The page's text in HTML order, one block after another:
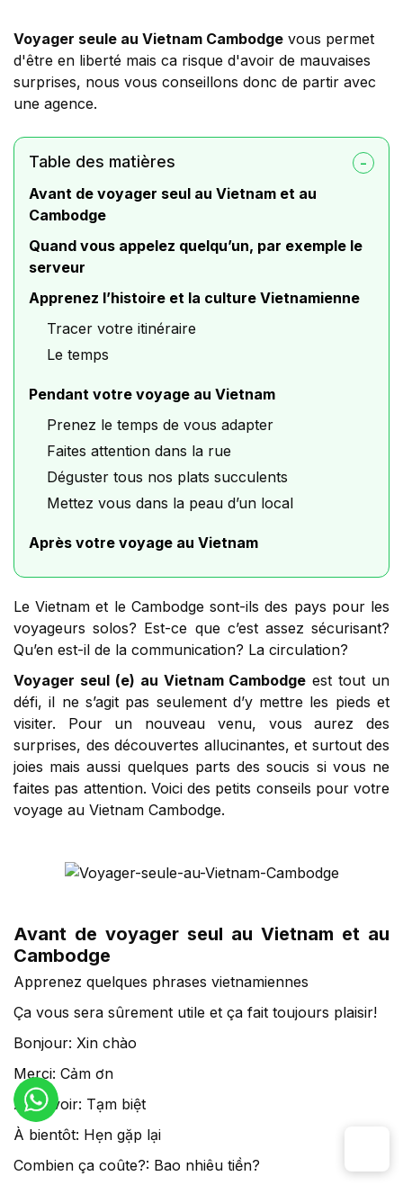
Voyager seule au Vietnam Cambodge vous permet
d'être en liberté mais ca risque d'avoir de mauvaises
surprises, nous vous conseillons donc de partir avec
une agence.
Table des matières
Avant de voyager seul au Vietnam et au
Cambodge
Quand vous appelez quelqu’un, par exemple le
serveur
Apprenez l’histoire et la culture Vietnamienne
Tracer votre itinéraire
Le temps
Pendant votre voyage au Vietnam
Prenez le temps de vous adapter
Faites attention dans la rue
Déguster tous nos plats succulents
Mettez vous dans la peau d’un local
Après votre voyage au Vietnam
Le Vietnam et le Cambodge sont-ils des pays pour les
voyageurs solos? Est-ce que c’est assez sécurisant?
Qu’en est-il de la communication? La circulation?
Voyager seul (e) au Vietnam Cambodge est tout un
défi, il ne s’agit pas seulement d’y mettre les pieds et
visiter. Pour un nouveau venu, vous aurez des
surprises, des découvertes allucinantes, et surtout des
joies mais aussi quelques parts des soucis si vous ne
faites pas attention. Voici des petits conseils pour votre
voyage au Vietnam Cambodge.
Avant de voyager seul au Vietnam et au
Cambodge
Apprenez quelques phrases vietnamiennes
Ça vous sera sûrement utile et ça fait toujours plaisir!
Bonjour: Xin chào
Merci: Cảm ơn
Au revoir: Tạm biệt
À bientôt: Hẹn gặp lại
Combien ça coûte?: Bao nhiêu tiền?